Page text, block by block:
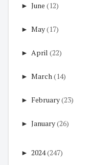
► June (12)
► May(17)
► April (22)
► March(14)
► February(23)
► January(26)
► 2024(247)